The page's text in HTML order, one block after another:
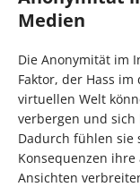
Medien
Die Anonymität im
Faktor, der Hass
virtuellen Welt
verbergen und sich
Dadurch fühlen sie
Konsequenzen
Ansichten